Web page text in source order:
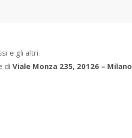
e gli altri.
di Viale Monza 235, 20126 – Milano